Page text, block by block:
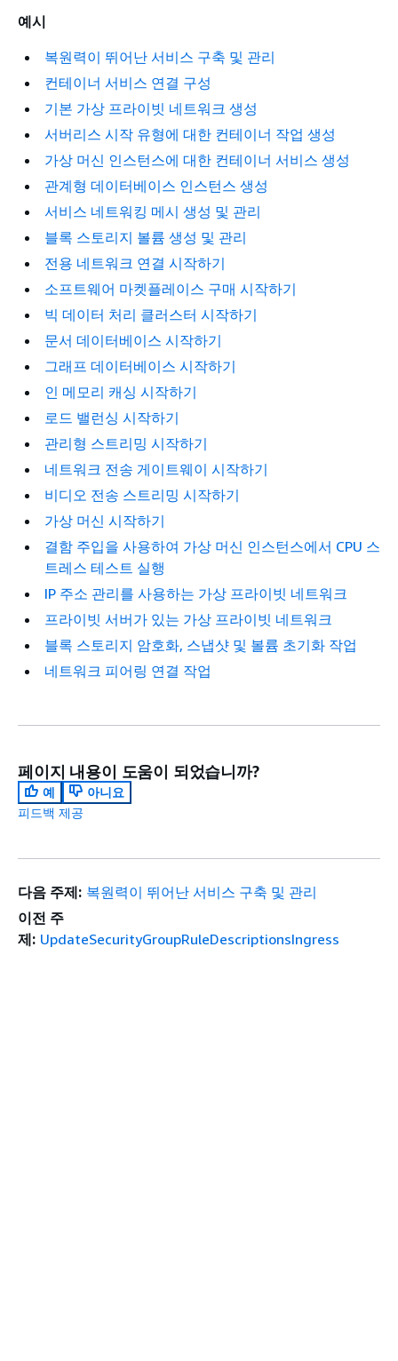
예시
복원력이 뛰어난 서비스 구축 및 관리
컨테이너 서비스 연결 구성
기본 가상 프라이빗 네트워크 생성
서버리스 시작 유형에 대한 컨테이너 작업 생성
가상 머신 인스턴스에 대한 컨테이너 서비스 생성
관계형 데이터베이스 인스턴스 생성
서비스 네트워킹 메시 생성 및 관리
블록 스토리지 볼륨 생성 및 관리
전용 네트워크 연결 시작하기
소프트웨어 마켓플레이스 구매 시작하기
빅 데이터 처리 클러스터 시작하기
문서 데이터베이스 시작하기
그래프 데이터베이스 시작하기
인 메모리 캐싱 시작하기
로드 밸런싱 시작하기
관리형 스트리밍 시작하기
네트워크 전송 게이트웨이 시작하기
비디오 전송 스트리밍 시작하기
가상 머신 시작하기
결함 주입을 사용하여 가상 머신 인스턴스에서 CPU 스
트레스 테스트 실행
IP 주소 관리를 사용하는 가상 프라이빗 네트워크
프라이빗 서버가 있는 가상 프라이빗 네트워크
블록 스토리지 암호화, 스냅샷 및 볼륨 초기화 작업
네트워크 피어링 연결 작업
페이지 내용이 도움이 되었습니까?
예
아니요
피드백 제공
다음 주제: 복원력이 뛰어난 서비스 구축 및 관리
이전 주
제: UpdateSecurityGroupRuleDescriptionsIngress